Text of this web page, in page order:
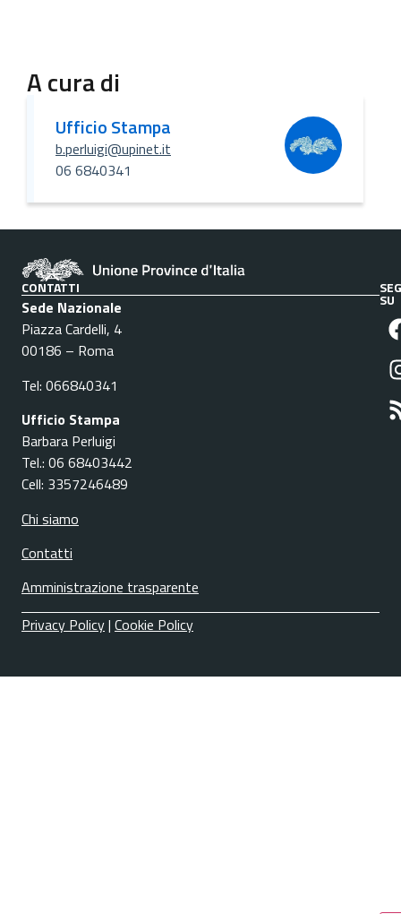
A cura di
Ufficio Stampa
b.perluigi@upinet.it
06 6840341
CONTATTI
Sede Nazionale
Piazza Cardelli, 4
00186 – Roma
Tel: 066840341
Ufficio Stampa
Barbara Perluigi
Tel.: 06 68403442
Cell: 3357246489
Chi siamo
Contatti
Amministrazione trasparente
SU
Privacy Policy| Cookie Policy